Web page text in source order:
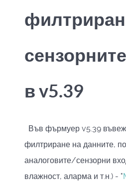
в v5.39
Във фърмуер v5.39
филтриране на данните,
аналоговите/сензорни
влажност, аларма и т.н.) - "